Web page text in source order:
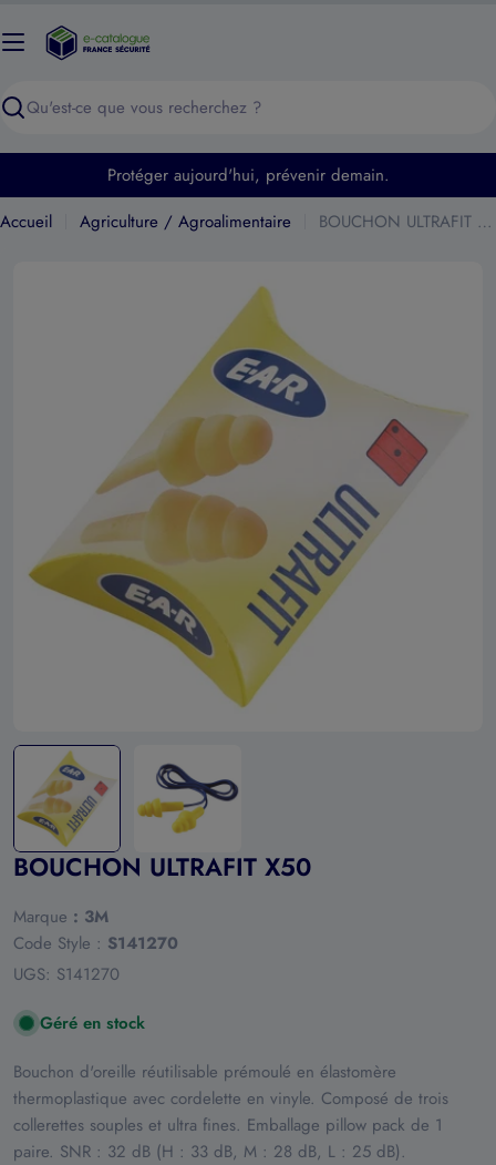
au
Recherche
Protéger aujourd'hui, prévenir demain.
Accueil
Agriculture / Agroalimentaire BOUCHON ULTRAFIT X50
Ouvrir le média 0 en mode modal
BOUCHON ULTRAFIT X50
Marque : 3M
Code Style : S141270
UGS: S141270
Géré en stock
Bouchon d'oreille réutilisable prémoulé en élastomère
thermoplastique avec cordelette en vinyle. Composé de trois
collerettes souples et ultra fines. Emballage pillow pack de 1
paire. SNR : 32 dB (H : 33 dB, M : 28 dB, L : 25 dB).